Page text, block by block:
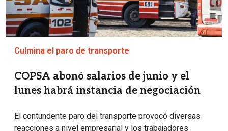
Culmina el paro de transporte
COPSA abonó salarios de junio y el
lunes habrá instancia de negociación
El contundente paro del transporte provocó diversas
reacciones a nivel empresarial y los trabajadores